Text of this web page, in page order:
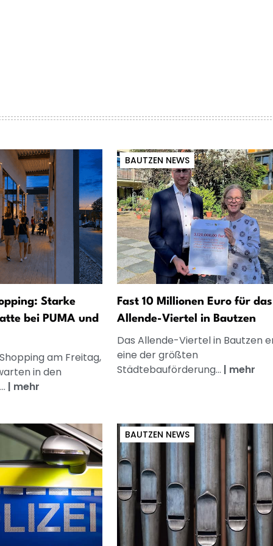
Starke
bei PUMA und
am Freitag,
in den
| mehr
BAUTZEN NEWS
Fast 10 Millionen Euro für das
Allende-Viertel in Bautzen
Das Allende-Viertel in Bautzen
eine der größten
Städtebauförderung... | mehr
BAUTZEN NEWS